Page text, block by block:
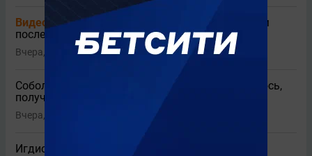
Видео
«Локомотив» обратился к болельщикам
после неудачного старта сезона
Вчера, 23:36
Соболев озвучил личную цель на сезон: «Надеюсь,
получится»
Вчера, 23:21
Игдисамов оценил ничью ЦСКА с «Ростовом»